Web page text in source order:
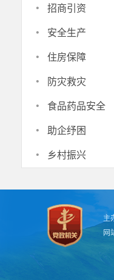
· 招商引资
· 安全生产
· 住房保障
· 防灾救灾
· 食品药品安全
· 助企纾困
· 乡村振兴
主
网